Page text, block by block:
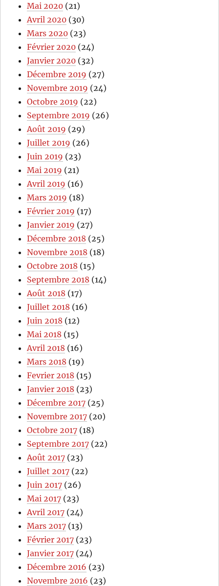
Mai 2020 (21)
Avril 2020 (30)
Mars 2020 (23)
Février 2020 (24)
Janvier 2020 (32)
Décembre 2019 (27)
Novembre 2019 (24)
Octobre 2019 (22)
Septembre 2019 (26)
Août 2019 (29)
Juillet 2019 (26)
Juin 2019 (23)
Mai 2019 (21)
Avril 2019 (16)
Mars 2019 (18)
Février 2019 (17)
Janvier 2019 (27)
Décembre 2018 (25)
Novembre 2018 (18)
Octobre 2018 (15)
Septembre 2018 (14)
Août 2018 (17)
Juillet 2018 (16)
Juin 2018 (12)
Mai 2018 (15)
Avril 2018 (16)
Mars 2018 (19)
Fevrier 2018 (15)
Janvier 2018 (23)
Décembre 2017 (25)
Novembre 2017 (20)
Octobre 2017 (18)
Septembre 2017 (22)
Août 2017 (23)
Juillet 2017 (22)
Juin 2017 (26)
Mai 2017 (23)
Avril 2017 (24)
Mars 2017 (13)
Février 2017 (23)
Janvier 2017 (24)
Décembre 2016 (23)
Novembre 2016 (23)